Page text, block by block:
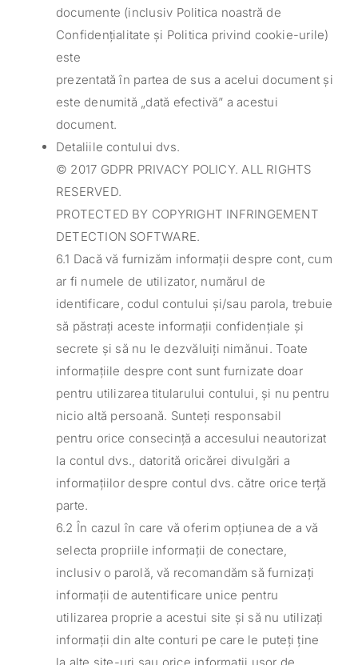
documente (inclusiv Politica noastră de
Confidențialitate și Politica privind cookie-urile)
este
prezentată în partea de sus a acelui document și
este denumită „dată efectivă” a acestui
document.
Detaliile contului dvs.
© 2017 GDPR PRIVACY POLICY. ALL RIGHTS
RESERVED.
PROTECTED BY COPYRIGHT INFRINGEMENT
DETECTION SOFTWARE.
6.1 Dacă vă furnizăm informații despre cont, cum
ar fi numele de utilizator, numărul de
identificare, codul contului și/sau parola, trebuie
să păstrați aceste informații confidențiale și
secrete și să nu le dezvăluiți nimănui. Toate
informațiile despre cont sunt furnizate doar
pentru utilizarea titularului contului, și nu pentru
nicio altă persoană. Sunteți responsabil
pentru orice consecință a accesului neautorizat
la contul dvs., datorită oricărei divulgări a
informațiilor despre contul dvs. către orice terță
parte.
6.2 În cazul în care vă oferim opțiunea de a vă
selecta propriile informații de conectare,
inclusiv o parolă, vă recomandăm să furnizați
informații de autentificare unice pentru
utilizarea proprie a acestui site și să nu utilizați
informații din alte conturi pe care le puteți ține